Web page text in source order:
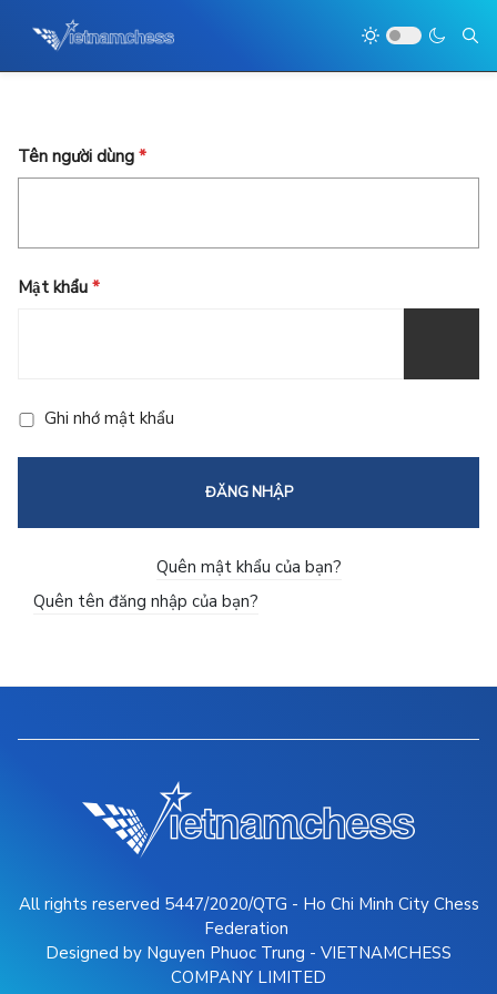
Tên người dùng *
Mật khẩu *
Ghi nhớ mật khẩu
ĐĂNG NHẬP
Quên mật khẩu của bạn?
Quên tên đăng nhập của bạn?
All rights reserved 5447/2020/QTG - Ho Chi Minh City Chess
Federation
Designed by Nguyen Phuoc Trung - VIETNAMCHESS
COMPANY LIMITED